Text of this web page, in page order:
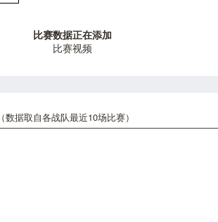
比赛数据正在添加
比赛视频
（数据取自各战队最近10场比赛）